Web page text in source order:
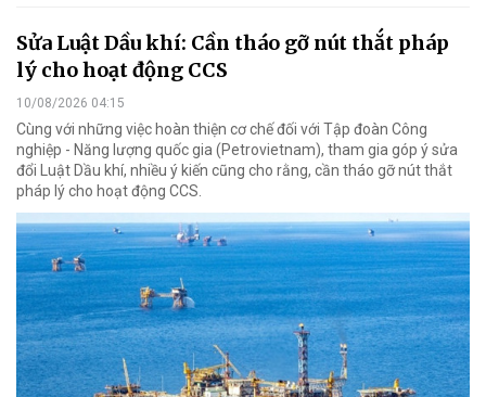
Sửa Luật Dầu khí: Cần tháo gỡ nút thắt pháp
lý cho hoạt động CCS
10/08/2026 04:15
Cùng với những việc hoàn thiện cơ chế đối với Tập đoàn Công
nghiệp - Năng lượng quốc gia (Petrovietnam), tham gia góp ý sửa
đổi Luật Dầu khí, nhiều ý kiến cũng cho rằng, cần tháo gỡ nút thắt
pháp lý cho hoạt động CCS.